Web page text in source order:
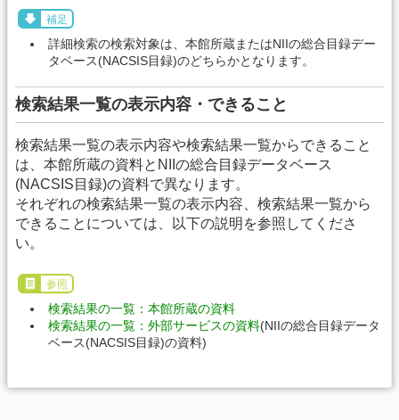
補足
詳細検索の検索対象は、本館所蔵またはNIIの総合目録デー
タベース(NACSIS目録)のどちらかとなります。
検索結果一覧の表示内容・できること
検索結果一覧の表示内容や検索結果一覧からできること
は、本館所蔵の資料とNIIの総合目録データベース
(NACSIS目録)の資料で異なります。
それぞれの検索結果一覧の表示内容、検索結果一覧から
できることについては、以下の説明を参照してくださ
い。
参照
検索結果の一覧：本館所蔵の資料
検索結果の一覧：外部サービスの資料(NIIの総合目録データ
ベース(NACSIS目録)の資料)